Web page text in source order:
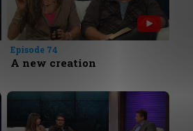
Episode 74
A new creation